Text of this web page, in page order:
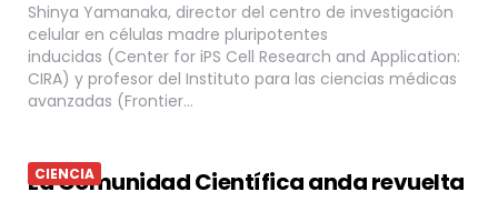
Shinya Yamanaka, director del centro de investigación
celular en células madre pluripotentes
inducidas (Center for iPS Cell Research and Application:
CIRA) y profesor del Instituto para las ciencias médicas
avanzadas (Frontier…
CIENCIA
La Comunidad Científica anda revuelta